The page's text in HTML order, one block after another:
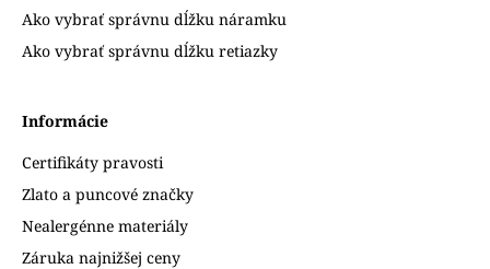
Ako vybrať správnu dĺžku náramku
Ako vybrať správnu dĺžku retiazky
Informácie
Certifikáty pravosti
Zlato a puncové značky
Nealergénne materiály
Záruka najnižšej ceny